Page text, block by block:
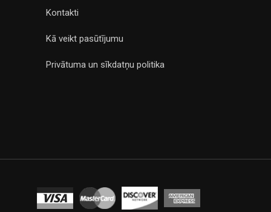
Kontakti
Kā veikt pasūtījumu
Privātuma un sīkdatņu politika